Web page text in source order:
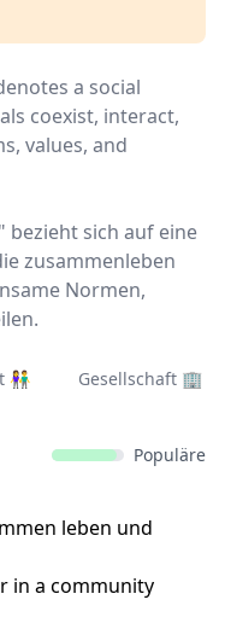
a social
coexist, interact,
values, and
bezieht sich auf eine
zusammenleben
Normen,
👫 Gesellschaft 🏢
Populäre
leben und
in a community